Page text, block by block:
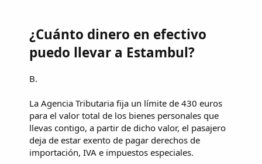
¿Cuánto dinero en efectivo
puedo llevar a Estambul?
B.
La Agencia Tributaria fija un límite de 430 euros
para el valor total de los bienes personales que
llevas contigo, a partir de dicho valor, el pasajero
deja de estar exento de pagar derechos de
importación, IVA e impuestos especiales.